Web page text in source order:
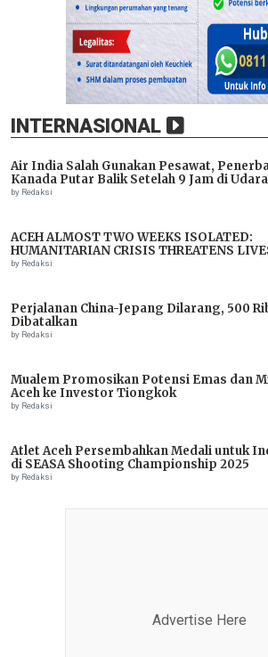
INTERNASIONAL
Air India Salah Gunakan Pesawat,
Kanada Putar Balik Setelah 9 Jam di Udara
by Redaksi
ACEH ALMOST TWO WEEKS ISOLATED:
HUMANITARIAN CRISIS THREATENS
IMMEDIATE ASSISTANCE URGENTLY
by Redaksi
Perjalanan China-Jepang Dilarang, 500
Dibatalkan
by Redaksi
Mualem Promosikan Potensi Emas dan
Aceh ke Investor Tiongkok
by Redaksi
Atlet Aceh Persembahkan Medali untuk
di SEASA Shooting Championship 2025
by Redaksi
Advertise Here